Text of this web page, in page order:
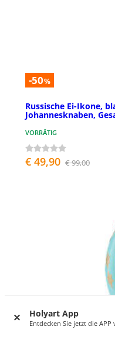
Holyart App
Entdecken Sie jetzt die
-50%
Russische Ei-Ikone,
Johannesknaben,
VORRÄTIG
€ 49,90 € 99,00